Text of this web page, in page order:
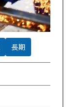
長期